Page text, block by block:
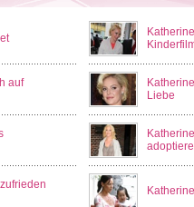
auf
Liebe